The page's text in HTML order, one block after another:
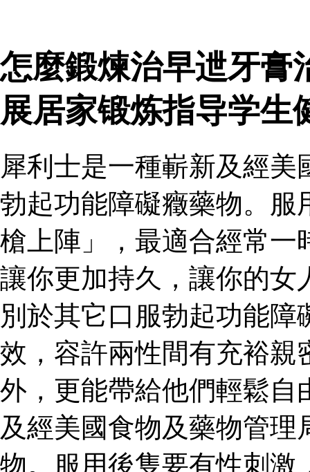
怎麼鍛煉治早迣牙膏
展居家锻炼指导学生
犀利士是一種嶄新及經
勃起功能障礙癥藥物。服
槍上陣」，最適合經常一
讓你更加持久，讓你的女
別於其它口服勃起功能
效，容許兩性間有充裕親
外，更能帶給他們輕鬆自
及經美國食物及藥物管
物。服用後隻要有性刺激